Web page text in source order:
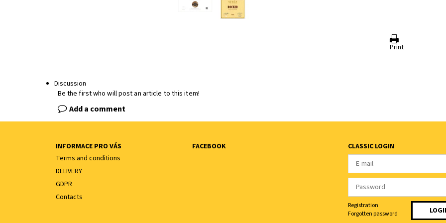
Print
Discussion
Be the first who will post an article to this item!
Add a comment
INFORMACE PRO VÁS
Terms and conditions
DELIVERY
GDPR
Contacts
FACEBOOK CLASSIC LOGIN
Registration
Forgotten password